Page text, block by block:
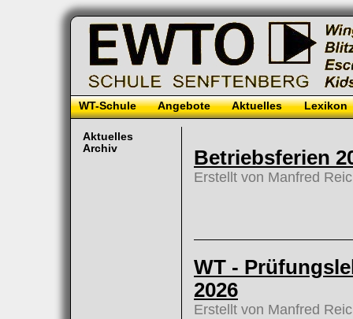
WT-Schule Angebote Aktuelles Lexikon
Aktuelles
Archiv
Betriebsferien
Erstellt von Manfred
WT -
2026
Erstellt von Manfred